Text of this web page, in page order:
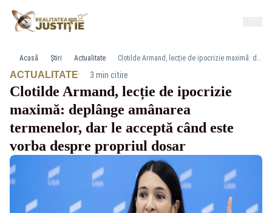
Acasă Știri Actualitate Clotilde Armand, lecție de ipocrizie maximă: deplânge amânarea termenelor, dar le acceptă când este vorba despre propriul dosar
ACTUALITATE· 3 min citire
Clotilde Armand, lecție de ipocrizie
maximă: deplânge amânarea
termenelor, dar le acceptă când este
vorba despre propriul dosar